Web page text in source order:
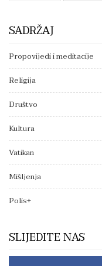
SADRŽAJ
Propovijedi i meditacije
Religija
Društvo
Kultura
Vatikan
Mišljenja
Polis+
SLIJEDITE NAS